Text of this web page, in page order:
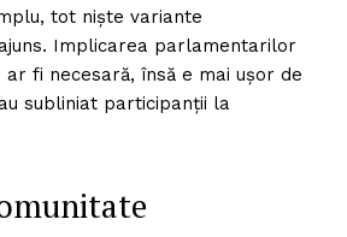
tot niște variante
Implicarea parlamentarilor
ar fi necesară, însă e mai ușor de
subliniat participanții la